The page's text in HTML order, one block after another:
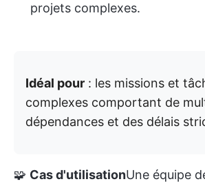
projets complexes.
Idéal pour : les missions et
complexes comportant de
dépendances et des délais
🧩 Cas d'utilisationUne équipe